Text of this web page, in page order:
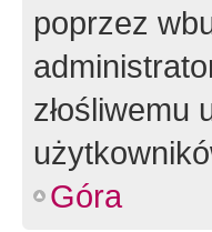
poprzez
złośliwemu
Góra